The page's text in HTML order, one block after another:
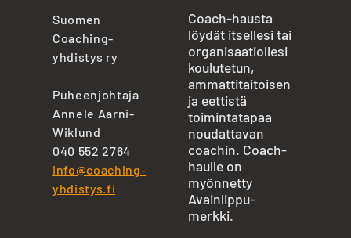
Suomen
Coaching-
yhdistys ry
Puheenjohtaja
Annele Aarni-
Wiklund
040 552 2764
info@coaching-
yhdistys.fi
Coach-hausta
löydät itsellesi tai
organisaatiollesi
koulutetun,
ammattitaitoisen
ja eettistä
toimintatapaa
noudattavan
coachin. Coach-
haulle on
myönnetty
Avainlippu-
merkki.